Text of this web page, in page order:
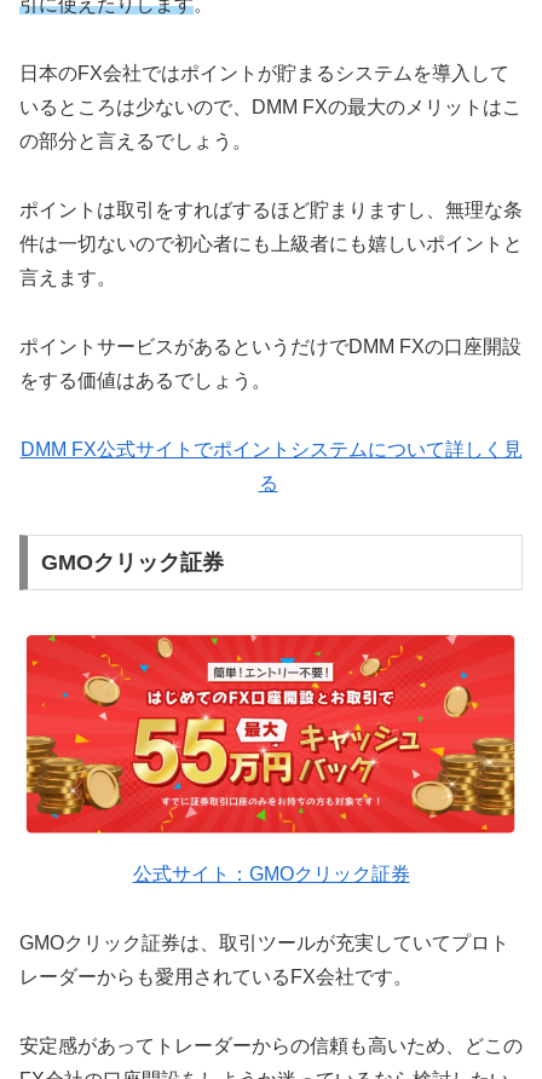
引に使えたりします。
日本のFX会社ではポイントが貯まるシステムを導入して
いるところは少ないので、DMM FXの最大のメリットはこ
の部分と言えるでしょう。
ポイントは取引をすればするほど貯まりますし、無理な条
件は一切ないので初心者にも上級者にも嬉しいポイントと
言えます。
ポイントサービスがあるというだけでDMM FXの口座開設
をする価値はあるでしょう。
DMM FX公式サイトでポイントシステムについて詳しく見
る
GMOクリック証券
公式サイト：GMOクリック証券
GMOクリック証券は、取引ツールが充実していてプロト
レーダーからも愛用されているFX会社です。
安定感があってトレーダーからの信頼も高いため、どこの